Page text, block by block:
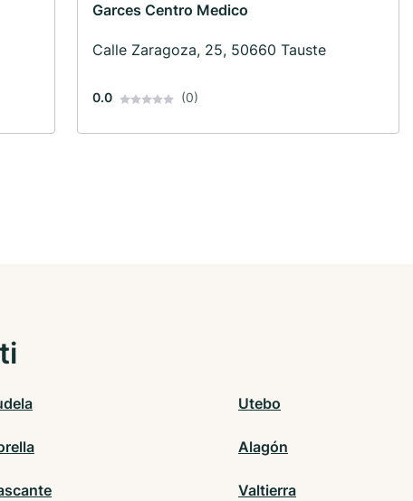
Garces Centro Medico
Calle Zaragoza, 25, 50660 Tauste
0.0 (0)
Utebo
Alagón
Valtierra